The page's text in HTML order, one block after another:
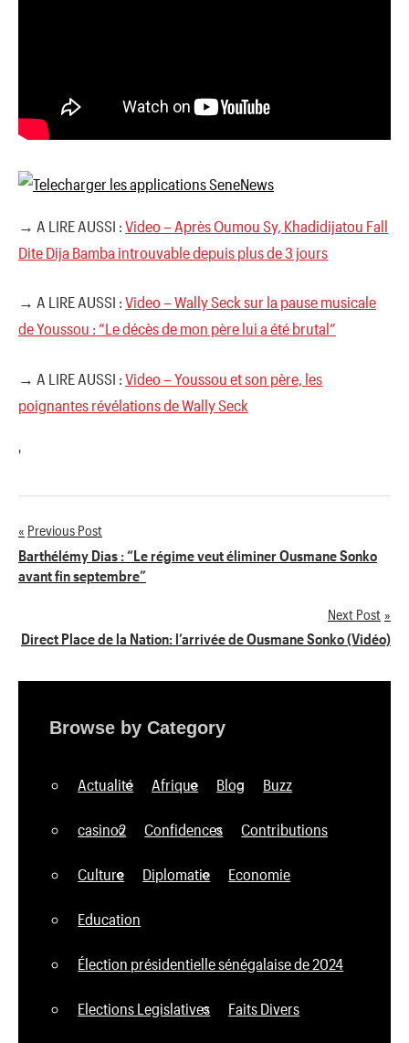
→ A LIRE AUSSI : Video – Après Oumou Sy, Khadidijatou Fall
Dite Dija Bamba introuvable depuis plus de 3 jours
→ A LIRE AUSSI : Video – Wally Seck sur la pause musicale
de Youssou : “Le décès de mon père lui a été brutal”
→ A LIRE AUSSI : Video – Youssou et son père, les
poignantes révélations de Wally Seck
'
Navigation
de
Previous Post
Barthélémy Dias : “Le régime veut éliminer Ousmane Sonko
avant fin septembre”
Next Post
Direct Place de la Nation: l’arrivée de Ousmane Sonko (Vidéo)
Browse by Category
Actualité Afrique Blog Buzz
casino2 Confidences Contributions
Culture Diplomatie Economie
Education
Élection présidentielle sénégalaise de 2024
Elections Legislatives Faits Divers